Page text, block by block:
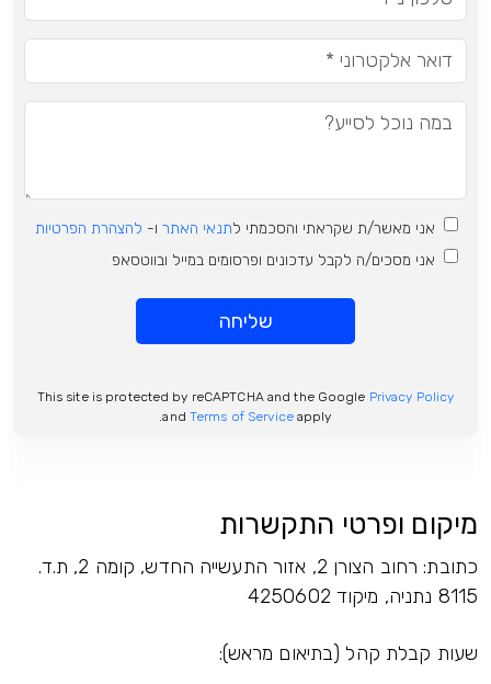
אני מאשר/ת שקראתי והסכמתי לתנאי האתר ו- להצהרת הפרטיות
אני מסכים/ה לקבל עדכונים ופרסומים במייל ובווטסאפ
שליחה
This site is protected by reCAPTCHA and the Google Privacy Policy
and Terms of Serviceapply.
מיקום ופרטי התקשרות
כתובת: רחוב הצורן 2, אזור התעשייה החדש, קומה 2, ת.ד.
8115 נתניה, מיקוד 4250602
שעות קבלת קהל (בתיאום מראש):